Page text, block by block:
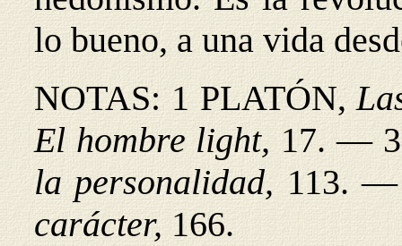
lo bueno, a una vida
NOTAS: 1 PLATÓN,
El hombre light, 17. —
la personalidad, 113.
carácter, 166.